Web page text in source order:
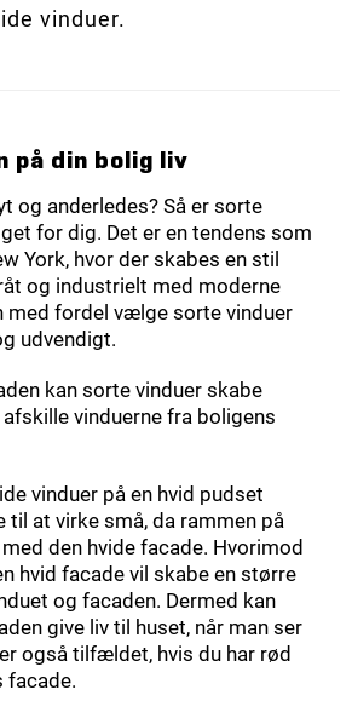
vinduer.
på din bolig liv
og anderledes? Så er sorte
for dig. Det er en tendens som
York, hvor der skabes en stil
og industrielt med moderne
med fordel vælge sorte vinduer
udvendigt.
kan sorte vinduer skabe
vinduerne fra boligens
vinduer på en hvid pudset
til at virke små, da rammen på
den hvide facade. Hvorimod
hvid facade vil skabe en større
og facaden. Dermed kan
give liv til huset, når man ser
også tilfældet, hvis du har rød
facade.